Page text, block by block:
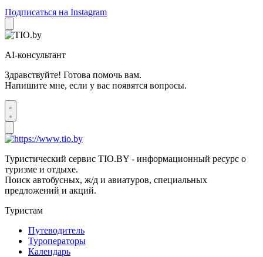
Подписаться на Instagram
AI-консультант
Здравствуйте! Готова помочь вам.
Напишите мне, если у вас появятся вопросы.
Туристический сервис TIO.BY - информационный ресурс о
туризме и отдыхе.
Поиск автобусных, ж/д и авиатуров, специальных
предложений и акций.
Туристам
Путеводитель
Туроператоры
Календарь